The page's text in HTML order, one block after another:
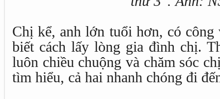
Chị kể, anh lớn tuổi hơn, có
biết cách lấy lòng gia đình chị.
luôn chiều chuộng và chăm sóc
tìm hiểu, cả hai nhanh chóng đi